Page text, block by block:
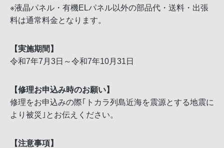
※液晶パネル・有機ELパネル以外の部品代・送料・出張
料は通常料金となります。
【実施期間】
令和7年7月3日～令和7年10月31日
【修理お申込み時のお願い】
修理をお申込みの際｢トカラ列島近海を震源とする地震に
より被災｣とお伝えください。
【注意事項】